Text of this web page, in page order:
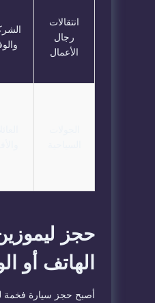
انتقالات
رجال
الأعمال
حجز
الهاتف أو
أصبح حجز سيارة فخمة